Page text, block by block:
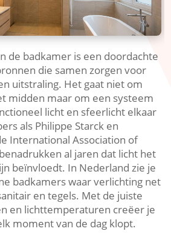
de badkamer is een doordachte
die samen zorgen voor
uitstraling.​ Het gaat niet om
midden maar om een systeem
licht en sfeerlicht elkaar
als Philippe Starck en
International Association of
al jaren dat licht het
beïnvloedt.​ In Nederland zie je
badkamers waar verlichting net
en tegels.​ Met de juiste
en lichttemperaturen creëer je
moment van de dag klopt.​